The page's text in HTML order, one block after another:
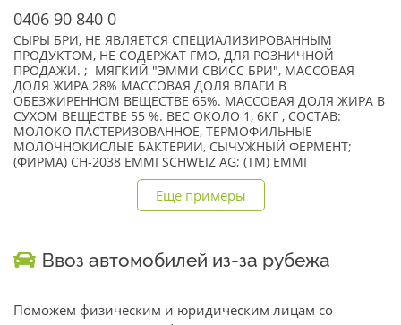
0406 90 840 0
СЫРЫ БРИ, НЕ ЯВЛЯЕТСЯ СПЕЦИАЛИЗИРОВАННЫМ
ПРОДУКТОМ, НЕ СОДЕРЖАТ ГМО, ДЛЯ РОЗНИЧНОЙ
ПРОДАЖИ. ; МЯГКИЙ "ЭММИ СВИСС БРИ", МАССОВАЯ
ДОЛЯ ЖИРА 28% МАССОВАЯ ДОЛЯ ВЛАГИ В
ОБЕЗЖИРЕННОМ ВЕЩЕСТВЕ 65%. МАССОВАЯ ДОЛЯ ЖИРА В
СУХОМ ВЕЩЕСТВЕ 55 %. ВЕС ОКОЛО 1, 6КГ , СОСТАВ:
МОЛОКО ПАСТЕРИЗОВАННОЕ, ТЕРМОФИЛЬНЫЕ
МОЛОЧНОКИСЛЫЕ БАКТЕРИИ, СЫЧУЖНЫЙ ФЕРМЕНТ;
(ФИРМА) CH-2038 EMMI SCHWEIZ AG; (TM) EMMI
Еще примеры
Ввоз автомобилей из-за рубежа
Поможем физическим и юридическим лицам со